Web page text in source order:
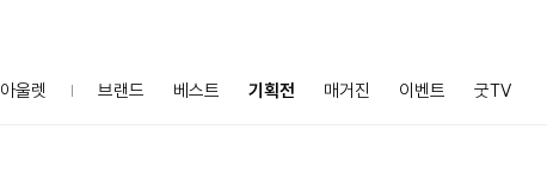
아울렛 브랜드 베스트 기획전 매거진 이벤트 굿TV